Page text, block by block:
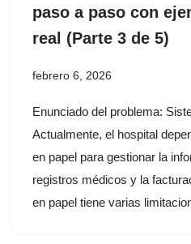
paso a paso con
real (Parte 3 de 5)
febrero 6, 2026
Enunciado del problema:
Actualmente, el hospital
en papel para gestionar la
registros médicos y la
en papel tiene varias